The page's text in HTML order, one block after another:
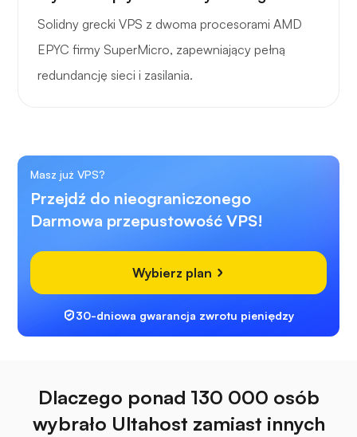
Solidny grecki VPS z dwoma procesorami AMD
EPYC firmy SuperMicro, zapewniający pełną
redundancję sieci i zasilania.
Masz już VPS?
Przejdź do nieograniczonego
Darmowa przepustowość VPS!
Wybierz plan
30-dniowa gwarancja zwrotu pieniędzy
Dlaczego ponad 130 000 osób
wybrało Ultahost zamiast innych